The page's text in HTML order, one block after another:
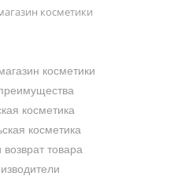
косметики
косметики
косметика
косметика
товара